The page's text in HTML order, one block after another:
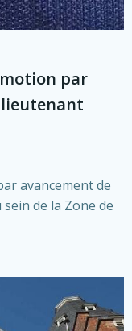
par
lieutenant
avancement de
de la Zone de